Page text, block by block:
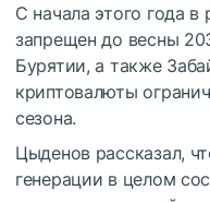
С начала этого года
запрещен до весны
Бурятии, а также
криптовалюты
сезона.
Цыденов рассказал,
генерации в целом